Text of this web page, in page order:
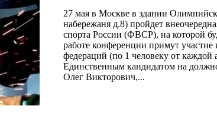
27 мая в Москве в здании
набережаня д.8) пройдет
спорта России (ФВСР), на которой
работе конференции примут
федераций (по 1 человеку от каждой
Единственным кандидатом на
Олег Викторович,...